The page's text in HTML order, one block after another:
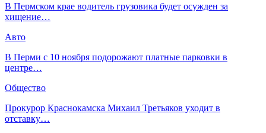
В Пермском крае водитель грузовика будет осужден за
хищение…
Авто
В Перми с 10 ноября подорожают платные парковки в
центре…
Общество
Прокурор Краснокамска Михаил Третьяков уходит в
отставку…